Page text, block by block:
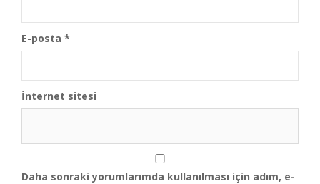
E-posta *
İnternet sitesi
Daha sonraki yorumlarımda kullanılması için adım, e-